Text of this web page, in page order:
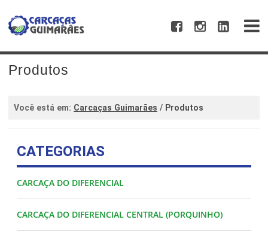
Produtos
Você está em: Carcaças Guimarães / Produtos
CATEGORIAS
CARCAÇA DO DIFERENCIAL
CARCAÇA DO DIFERENCIAL CENTRAL (PORQUINHO)